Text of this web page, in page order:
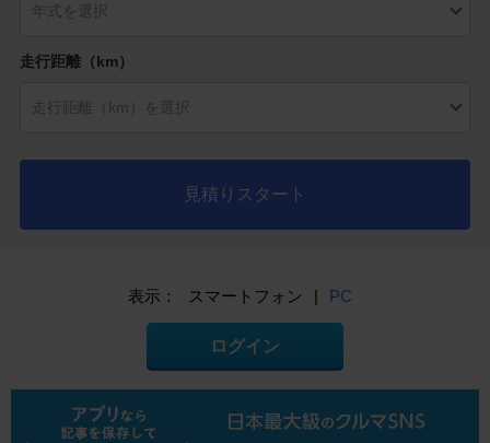
走行距離（km）
見積りスタート
表示： スマートフォン PC
ログイン